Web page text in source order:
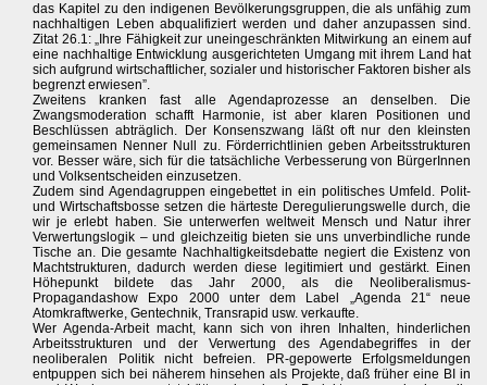
das Kapitel zu den indigenen Bevölkerungsgruppen, die als unfähig zum
nachhaltigen Leben abqualifiziert werden und daher anzupassen sind.
Zitat 26.1: „Ihre Fähigkeit zur uneingeschränkten Mitwirkung an einem auf
eine nachhaltige Entwicklung ausgerichteten Umgang mit ihrem Land hat
sich aufgrund wirtschaftlicher, sozialer und historischer Faktoren bisher als
begrenzt erwiesen”.
Zweitens kranken fast alle Agendaprozesse an denselben. Die
Zwangsmoderation schafft Harmonie, ist aber klaren Positionen und
Beschlüssen abträglich. Der Konsenszwang läßt oft nur den kleinsten
gemeinsamen Nenner Null zu. Förderrichtlinien geben Arbeitsstrukturen
vor. Besser wäre, sich für die tatsächliche Verbesserung von BürgerInnen
und Volksentscheiden einzusetzen.
Zudem sind Agendagruppen eingebettet in ein politisches Umfeld. Polit-
und Wirtschaftsbosse setzen die härteste Deregulierungswelle durch, die
wir je erlebt haben. Sie unterwerfen weltweit Mensch und Natur ihrer
Verwertungslogik – und gleichzeitig bieten sie uns unverbindliche runde
Tische an. Die gesamte Nachhaltigkeitsdebatte negiert die Existenz von
Machtstrukturen, dadurch werden diese legitimiert und gestärkt. Einen
Höhepunkt bildete das Jahr 2000, als die Neoliberalismus-
Propagandashow Expo 2000 unter dem Label „Agenda 21“ neue
Atomkraftwerke, Gentechnik, Transrapid usw. verkaufte.
Wer Agenda-Arbeit macht, kann sich von ihren Inhalten, hinderlichen
Arbeitsstrukturen und der Verwertung des Agendabegriffes in der
neoliberalen Politik nicht befreien. PR-gepowerte Erfolgsmeldungen
entpuppen sich bei näherem hinsehen als Projekte, daß früher eine BI in